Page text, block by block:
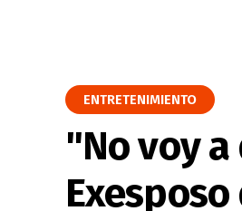
ENTRETENIMIENTO
"No voy